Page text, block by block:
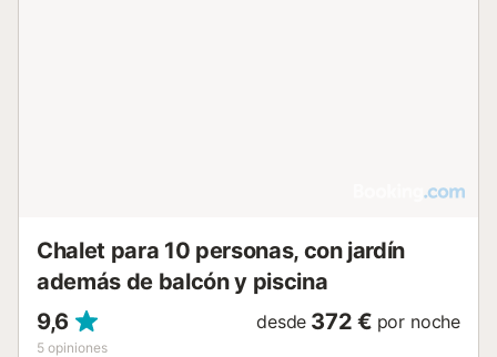
Chalet para 10 personas, con jardín
además de balcón y piscina
9,6
5 opiniones
desde 372 € por noche